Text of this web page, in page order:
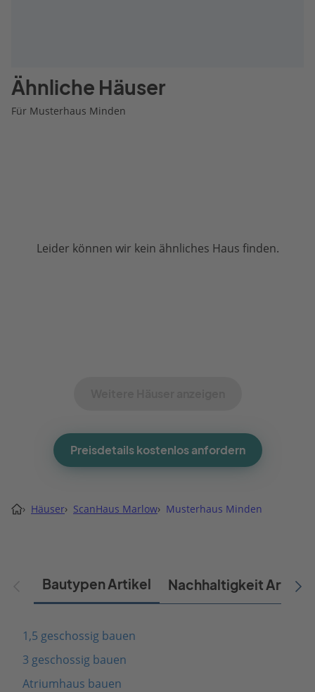
Ähnliche Häuser
Für Musterhaus Minden
Leider können wir kein ähnliches Haus finden.
Preisdetails kostenlos anfordern
› Häuser› ScanHaus Marlow› Musterhaus Minden
Bautypen Artikel Nachhaltigkeit Artikel
1,5 geschossig bauen
3 geschossig bauen
Atriumhaus bauen